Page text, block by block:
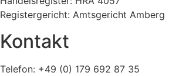
Registergericht: Amtsgericht Amberg
Kontakt
Telefon: +49 (0) 179 692 87 35